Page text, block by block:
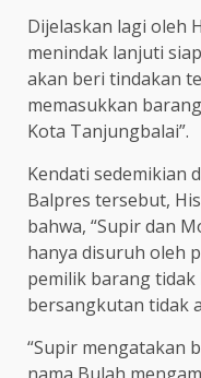
Dijelaskan lagi oleh
menindak lanjuti
akan beri tindakan
memasukkan
Kota Tanjungbalai”.
Kendati sedemikian
Balpres tersebut,
bahwa, “Supir dan
hanya disuruh oleh
pemilik barang
bersangkutan tidak
“Supir mengatakan